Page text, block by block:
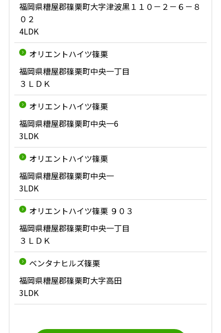
福岡県糟屋郡篠栗町大字津波黒１１０－２－６－８
０２
4LDK
オリエントハイツ篠栗
福岡県糟屋郡篠栗町中央一丁目
３ＬＤＫ
オリエントハイツ篠栗
福岡県糟屋郡篠栗町中央一6
3LDK
オリエントハイツ篠栗
福岡県糟屋郡篠栗町中央一
3LDK
オリエントハイツ篠栗 ９０３
福岡県糟屋郡篠栗町中央一丁目
３ＬＤＫ
ベンタナヒルズ篠栗
福岡県糟屋郡篠栗町大字高田
3LDK